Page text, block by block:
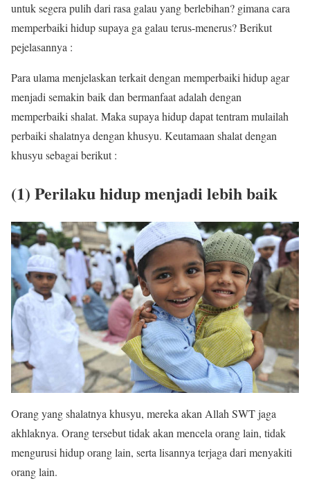
untuk segera pulih dari rasa galau yang berlebihan? gimana cara
memperbaiki hidup supaya ga galau terus-menerus? Berikut
pejelasannya :
Para ulama menjelaskan terkait dengan memperbaiki hidup agar
menjadi semakin baik dan bermanfaat adalah dengan
memperbaiki shalat. Maka supaya hidup dapat tentram mulailah
perbaiki shalatnya dengan khusyu. Keutamaan shalat dengan
khusyu sebagai berikut :
(1) Perilaku hidup menjadi lebih baik
Orang yang shalatnya khusyu, mereka akan Allah SWT jaga
akhlaknya. Orang tersebut tidak akan mencela orang lain, tidak
mengurusi hidup orang lain, serta lisannya terjaga dari menyakiti
orang lain.